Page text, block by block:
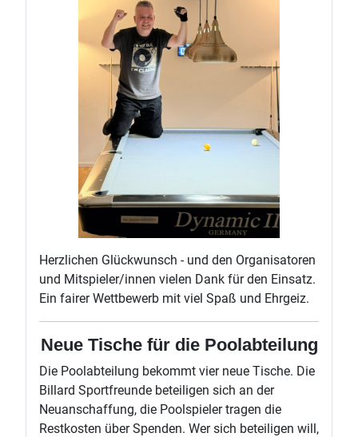
Herzlichen Glückwunsch - und den Organisatoren
und Mitspieler/innen vielen Dank für den Einsatz.
Ein fairer Wettbewerb mit viel Spaß und Ehrgeiz.
Neue Tische für die Poolabteilung
Die Poolabteilung bekommt vier neue Tische. Die
Billard Sportfreunde beteiligen sich an der
Neuanschaffung, die Poolspieler tragen die
Restkosten über Spenden. Wer sich beteiligen will,